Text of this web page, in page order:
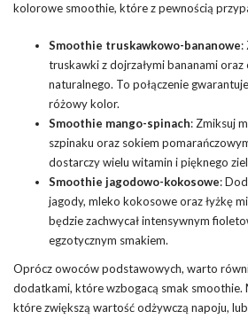
kolorowe smoothie, które z pewnością
Smoothie truskawkowo-bananowe:
truskawki z dojrzałymi bananami
naturalnego. To połączenie
różowy kolor.
Smoothie mango-spinach: Zmiksuj
szpinaku oraz sokiem
dostarczy wielu witamin i pięknego
Smoothie jagodowo-kokosowe:
jagody, mleko kokosowe oraz łyżkę
będzie zachwycał intensywnym
egzotycznym smakiem.
Oprócz owoców podstawowych, warto
dodatkami, które wzbogacą smak smoothie.
które zwiększą wartość odżywczą napoju, lub